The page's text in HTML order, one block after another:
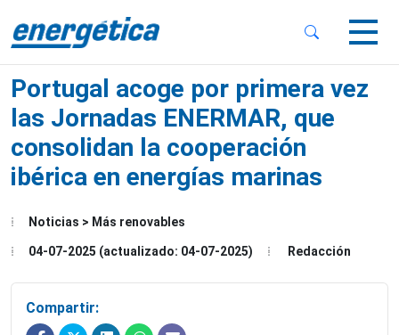
Menu
Menu
Portugal acoge por primera vez
las Jornadas ENERMAR, que
consolidan la cooperación
ibérica en energías marinas
Noticias > Más renovables
04-07-2025 (actualizado: 04-07-2025) Redacción
Compartir: